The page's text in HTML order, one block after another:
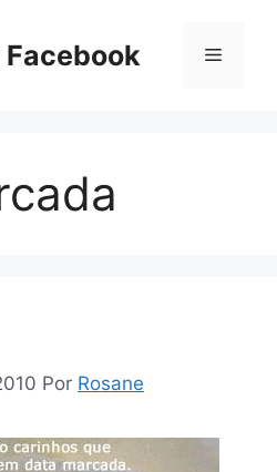
Facebook Menu
Por Rosane